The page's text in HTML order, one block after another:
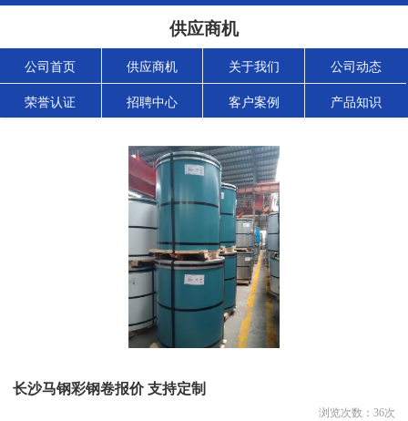
供应商机
公司首页 供应商机 关于我们 公司动态
荣誉认证 招聘中心 客户案例 产品知识
长沙马钢彩钢卷报价 支持定制
浏览次数： 36次